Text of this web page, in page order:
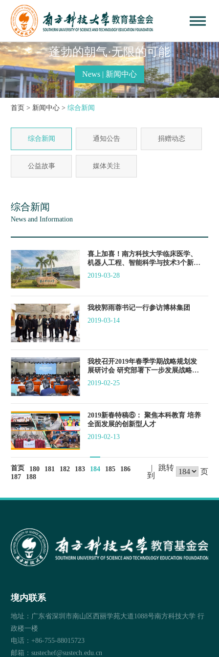
蓬勃的朝气·无限的可能
News | 新闻中心
首页 > 新闻中心 >综合新闻
综合新闻 通知公告 捐赠动态
公益故事 媒体关注
综合新闻
News and Information
喜上加喜！南方科技大学临床医学、
机器人工程、智能科学与技术3个新增
专业获批
2019-03-28
我校郭雨蓉书记一行参访博林集团
2019-03-14
我校召开2019年春季学期战略规划发
展研讨会 研究部署下一步发展战略及
重点工作
2019-02-25
2019新春特稿⑥： 聚焦本科教育 培养
全面发展的创新型人才
2019-02-13
首页 180 181 182 183 184 185
186
187
188
| 跳转
到
页
境内联系
地址：广东省深圳市南山区西丽学苑大道1088号南方科技大学 行
政楼一楼
电话：+86-755-88015723
邮箱：sustechef@sustech.edu.cn